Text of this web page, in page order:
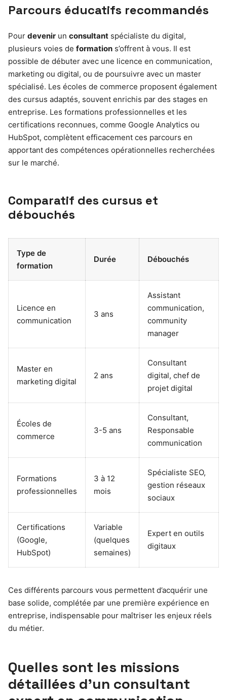
Parcours éducatifs recommandés
Pour devenir un consultant spécialiste du digital,
plusieurs voies de formation s’offrent à vous. Il est
possible de débuter avec une licence en communication,
marketing ou digital, ou de poursuivre avec un master
spécialisé. Les écoles de commerce proposent également
des cursus adaptés, souvent enrichis par des stages en
entreprise. Les formations professionnelles et les
certifications reconnues, comme Google Analytics ou
HubSpot, complètent efficacement ces parcours en
apportant des compétences opérationnelles recherchées
sur le marché.
Comparatif des cursus et
débouchés
Type de
formation
Durée Débouchés
Licence en
communication
3 ans
Assistant
communication,
community
manager
Master en
marketing digital
2 ans
Consultant
digital, chef de
projet digital
Écoles de
commerce
3-5 ans
Consultant,
Responsable
communication
Formations
professionnelles
3 à 12
mois
Spécialiste SEO,
gestion réseaux
sociaux
Certifications
(Google,
HubSpot)
Variable
(quelques
semaines)
Expert en outils
digitaux
Ces différents parcours vous permettent d’acquérir une
base solide, complétée par une première expérience en
entreprise, indispensable pour maîtriser les enjeux réels
du métier.
Quelles sont les missions
détaillées d’un consultant